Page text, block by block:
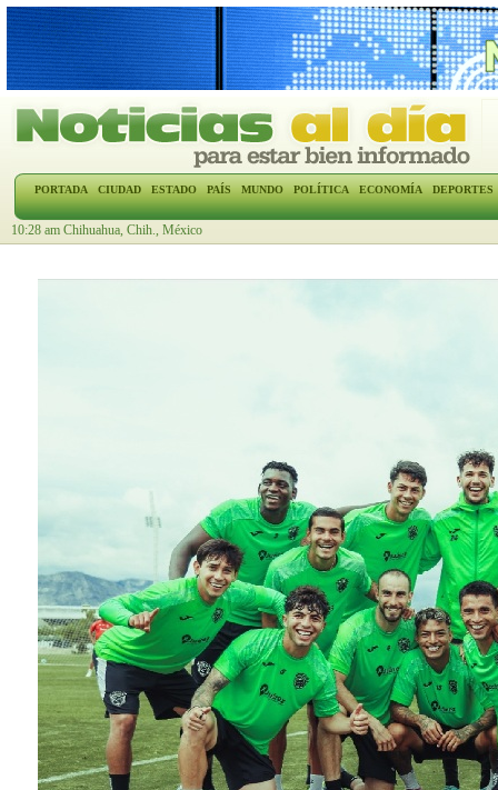
PORTADA CIUDAD ESTADO PAÍS MUNDO POLÍTICA ECONOMÍA DEPORTES
10:28 am Chihuahua, Chih., México